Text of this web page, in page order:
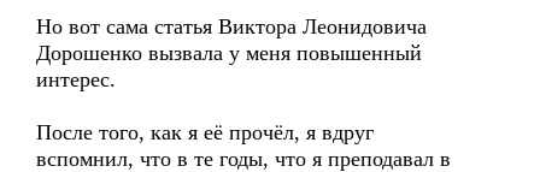
Но вот сама статья Виктора Леонидовича
Дорошенко вызвала у меня повышенный
интерес.
После того, как я её прочёл, я вдруг
вспомнил, что в те годы, что я преподавал в